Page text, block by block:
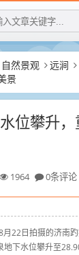
自然景观 远涧
景
位攀升，
1964 0条评论
22日拍摄的济南
下水位攀升至